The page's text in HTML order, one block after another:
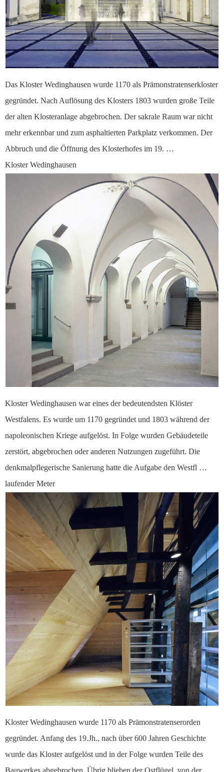
Das Kloster Wedinghausen wurde 1170 als Prämonstratenserkloster
gegründet. Nach Auflösung des Klosters 1803 wurden große Teile
der alten Klosteranlage abgebrochen. Der sakrale Raum war nicht
mehr erkennbar und zum asphaltierten Parkplatz verkommen. Der
Abbruch und die Öffnung des Klosterhofes im 19. …
Kloster Wedinghausen
Kloster Wedinghausen war eines der bedeutendsten Klöster
Westfalens. Es wurde um 1170 gegründet und 1803 während der
napoleonischen Kriege aufgelöst. In Folge wurden Gebäudeteile
zerstört, abgebrochen oder anderen Nutzungen zugeführt. Die
denkmalpflegerische Sanierung hatte die Aufgabe den Westfl …
laufender Meter
Kloster Wedinghausen wurde 1170 als Prämonstratenserorden
gegründet. Anfang des 19.Jh., nach über 600 Jahren Geschichte
wurde das Kloster aufgelöst und in der Folge wurden Teile des
Bauwerkes abgebrochen. Übrig blieben der Ostflügel, von der